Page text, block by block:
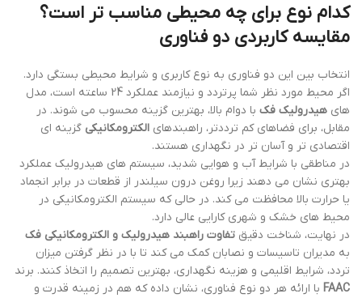
کدام نوع برای چه محیطی مناسب تر است؟
مقایسه کاربردی دو فناوری
انتخاب بین این دو فناوری به نوع کاربری و شرایط محیطی بستگی دارد.
اگر محیط مورد نظر شما پرتردد و نیازمند عملکرد 24 ساعته است، مدل
های هیدرولیک فک با دوام بالا، بهترین گزینه محسوب می شوند. در
مقابل، برای فضاهای کم ترددتر، راهبندهای الکترومکانیکی گزینه ای
اقتصادی تر و آسان تر در نگهداری هستند.
در مناطقی با شرایط آب و هوایی شدید، سیستم های هیدرولیک عملکرد
بهتری نشان می دهند زیرا روغن درون سیلندر از قطعات در برابر انجماد
یا حرارت بالا محافظت می کند. در حالی که سیستم الکترومکانیکی در
محیط های خشک و شهری کارایی عالی دارد.
در نهایت، شناخت دقیق تفاوت راهبند هیدرولیک و الکترومکانیکی فک
به مدیران تاسیسات و نصابان کمک می کند تا با در نظر گرفتن میزان
تردد، شرایط اقلیمی و هزینه نگهداری، بهترین تصمیم را اتخاذ کنند. برند
FAAC با ارائه هر دو نوع فناوری، نشان داده که هم در زمینه قدرت و